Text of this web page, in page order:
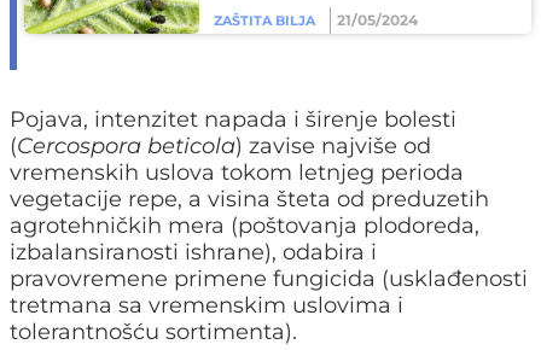
ZAŠTITA BILJA
21/05/2024
Pojava, intenzitet napada i širenje bolesti
(Cercospora beticola) zavise najviše od
vremenskih uslova tokom letnjeg perioda
vegetacije repe, a visina šteta od preduzetih
agrotehničkih mera (poštovanja plodoreda,
izbalansiranosti ishrane), odabira i
pravovremene primene fungicida (usklađenosti
tretmana sa vremenskim uslovima i
tolerantnošću sortimenta).